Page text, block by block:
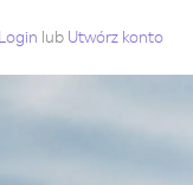
Login lub Utwórz konto